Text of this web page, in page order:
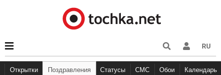
RU
Открытки Поздравления Статусы СМС Обои Календарь